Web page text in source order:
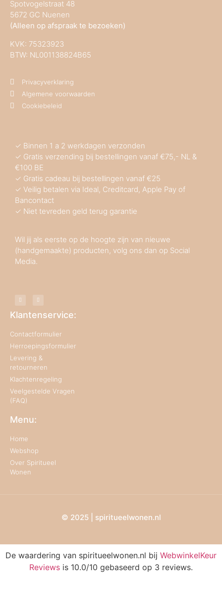
Spotvogelstraat 48
5672 GC Nuenen
(Alleen op afspraak te bezoeken)
KVK: 75323923
BTW: NL001138824B65
Privacyverklaring
Algemene voorwaarden
Cookiebeleid
✓ Binnen 1 a 2 werkdagen verzonden
✓ Gratis verzending bij bestellingen vanaf €75,- NL &
€100 BE
✓ Gratis cadeau bij bestellingen vanaf €25
✓ Veilig betalen via Ideal, Creditcard, Apple Pay of
Bancontact
✓ Niet tevreden geld terug garantie
Wil jij als eerste op de hoogte zijn van nieuwe
(handgemaakte) producten, volg ons dan op Social
Media.
Klantenservice:
Contactformulier
Herroepingsformulier
Levering &
retourneren
Klachtenregeling
Veelgestelde Vragen
(FAQ)
Menu:
Home
Webshop
Over Spiritueel
Wonen
© 2025 | spiritueelwonen.nl
De waardering van spiritueelwonen.nl bij WebwinkelKeur
Reviews is 10.0/10 gebaseerd op 3 reviews.